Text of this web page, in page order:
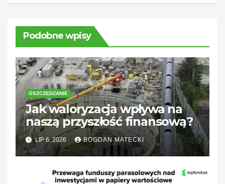
Podobne wpisy
OSZCZĘDZANIE
Jak waloryzacja wpływa na
naszą przyszłość finansową?
LIP 6, 2026 BOGDAN MATECKI